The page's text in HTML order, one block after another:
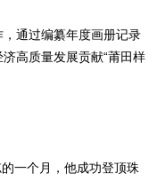
通过编纂年度画册记录
高质量发展贡献“莆田样
一个月，他成功登顶珠